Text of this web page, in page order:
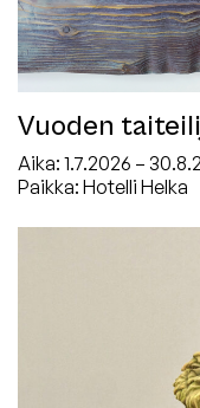
Vuoden
Aika: 1.7.2026 –
Paikka: Hotelli Helka